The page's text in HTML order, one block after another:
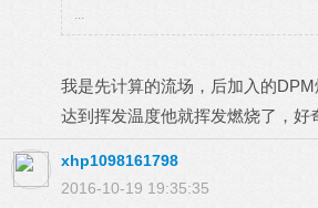
...
我是先计算的流场，后加入的
达到挥发温度他就挥发燃烧了，好
xhp1098161798
2016-10-19 19:35:35